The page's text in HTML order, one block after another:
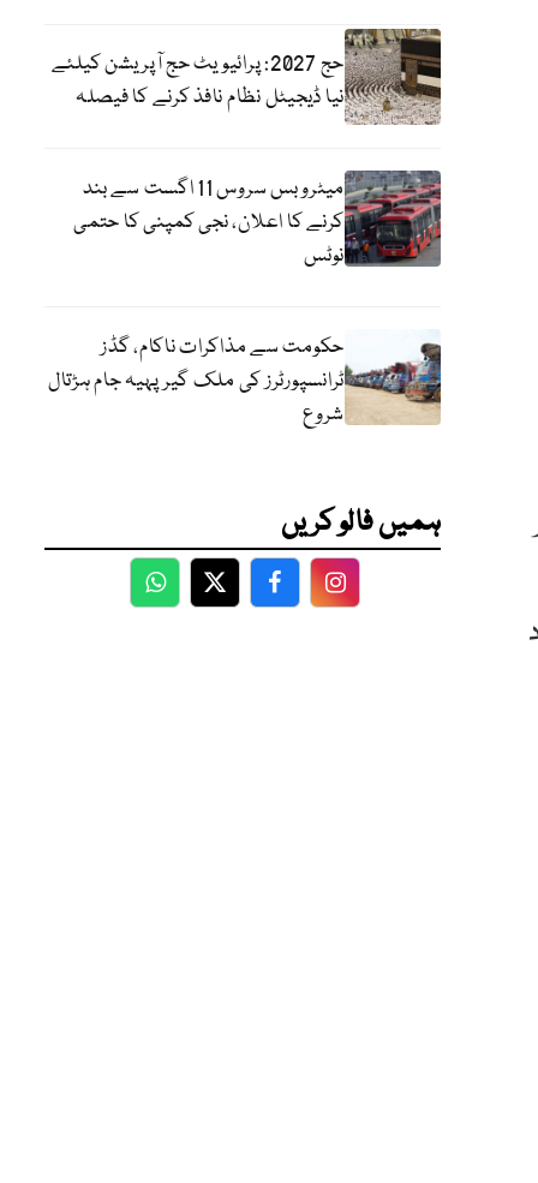
حج 2027: پرائیویٹ حج آپریشن کیلئے
نیا ڈیجیٹل نظام نافذ کرنے کا فیصلہ
میٹرو بس سروس 11 اگست سے بند
کرنے کا اعلان، نجی کمپنی کا حتمی
نوٹس
حکومت سے مذاکرات ناکام، گڈز
ٹرانسپورٹرز کی ملک گیر پہیہ جام ہڑتال
شروع
ہمیں فالو کریں
WhatsApp
TwitterFacebookFacebook